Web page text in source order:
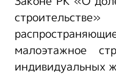
малоэтажное
индивидуальных